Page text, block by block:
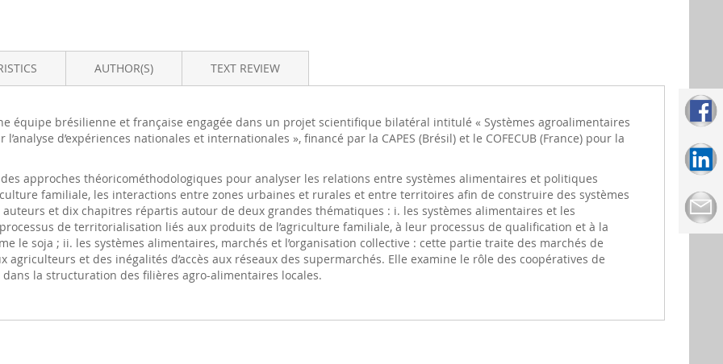
équipe brésilienne et française engagée dans un projet scientifique bilatéral intitulé « Systèmes agroalimentaires
d’expériences nationales et internationales », financé par la CAPES (Brésil) et le COFECUB (France) pour la
approches théoricométhodologiques pour analyser les relations entre systèmes alimentaires et politiques
familiale, les interactions entre zones urbaines et rurales et entre territoires afin de construire des systèmes
et dix chapitres répartis autour de deux grandes thématiques : i. les systèmes alimentaires et les
de territorialisation liés aux produits de l’agriculture familiale, à leur processus de qualification et à la
le soja ; ii. les systèmes alimentaires, marchés et l’organisation collective : cette partie traite des marchés de
et des inégalités d’accès aux réseaux des supermarchés. Elle examine le rôle des coopératives de
la structuration des filières agro-alimentaires locales.
AUTHOR(S) TEXT REVIEW